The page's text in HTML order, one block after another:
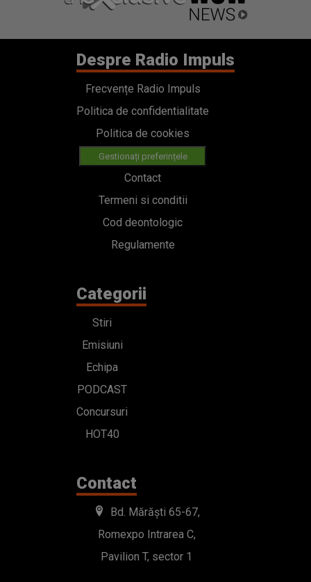
Despre Radio Impuls
Frecvențe Radio Impuls
Politica de confidentialitate
Politica de cookies
Gestionați preferințele
Contact
Termeni si conditii
Cod deontologic
Regulamente
Categorii
Stiri
Emisiuni
Echipa
PODCAST
Concursuri
HOT40
Contact
Bd. Mărăști 65-67,
Romexpo Intrarea C,
Pavilion T, sector 1